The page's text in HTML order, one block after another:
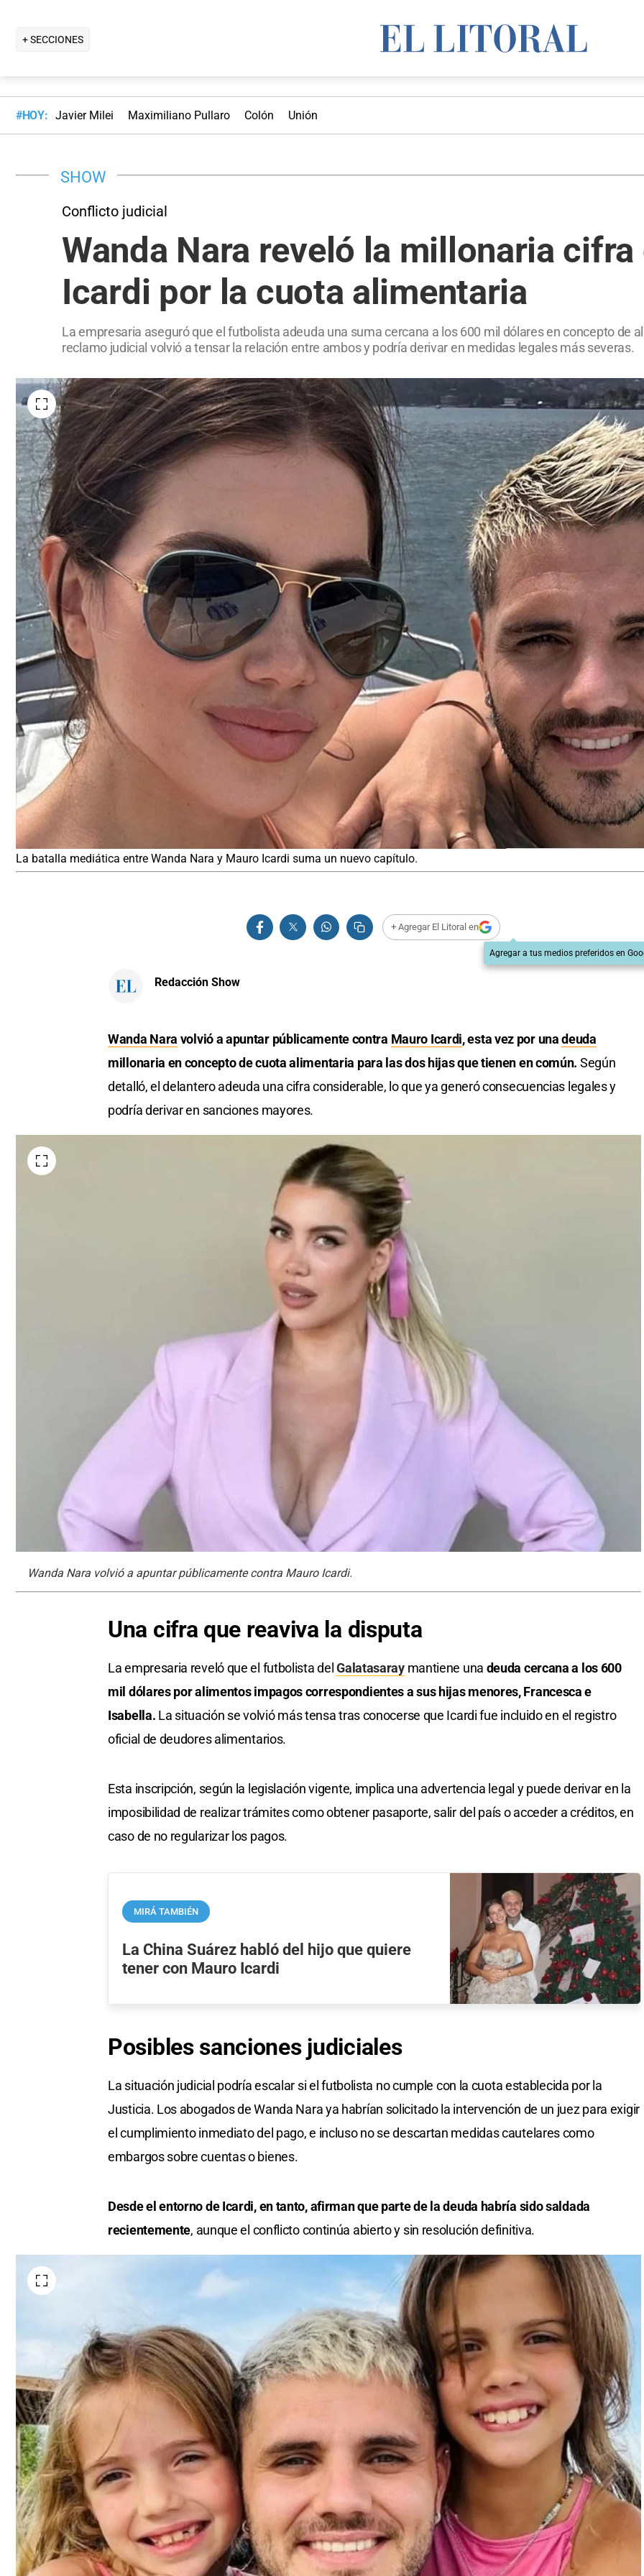
+ SECCIONES
#HOY: Javier Milei Maximiliano Pullaro Colón Unión
SHOW
Conflicto judicial
Wanda Nara reveló la millonaria
Icardi por la cuota alimentaria
La empresaria aseguró que el futbolista adeuda una suma cercana a los 600 mil dólares en concepto de
reclamo judicial volvió a tensar la relación entre ambos y podría derivar en medidas legales más severas.
La batalla mediática entre Wanda Nara y Mauro Icardi suma un nuevo capítulo.
+ Agregar El Litoral en
Agregar a tus medios preferidos en
Redacción Show
Wanda Nara volvió a apuntar públicamente contra Mauro Icardi, esta vez por unadeuda
millonaria en concepto de cuota alimentaria para las dos hijas que tienen en común. Según
detalló, el delantero adeuda una cifra considerable, lo que ya generó consecuencias legales y
podría derivar en sanciones mayores.
Wanda Nara volvió a apuntar públicamente contra Mauro Icardi.
Una cifra que reaviva la disputa
La empresaria reveló que el futbolista delGalatasaraymantiene una deuda cercana a los 600
mil dólares por alimentos impagos correspondientes a sus hijas menores, Francesca e
Isabella. La situación se volvió más tensa tras conocerse que Icardi fue incluido en el registro
oficial de deudores alimentarios.
Esta inscripción, según la legislación vigente, implica una advertencia legal y puede derivar en la
imposibilidad de realizar trámites como obtener pasaporte, salir del país o acceder a créditos, en
caso de no regularizar los pagos.
MIRÁ TAMBIÉN
La China Suárez habló del hijo que quiere
tener con Mauro Icardi
Posibles sanciones judiciales
La situación judicial podría escalar si el futbolista no cumple con la cuota establecida por la
Justicia. Los abogados de Wanda Nara ya habrían solicitado la intervención de un juez para exigir
el cumplimiento inmediato del pago, e incluso no se descartan medidas cautelares como
embargos sobre cuentas o bienes.
Desde el entorno de Icardi, en tanto, afirman que parte de la deuda habría sido saldada
recientemente, aunque el conflicto continúa abierto y sin resolución definitiva.